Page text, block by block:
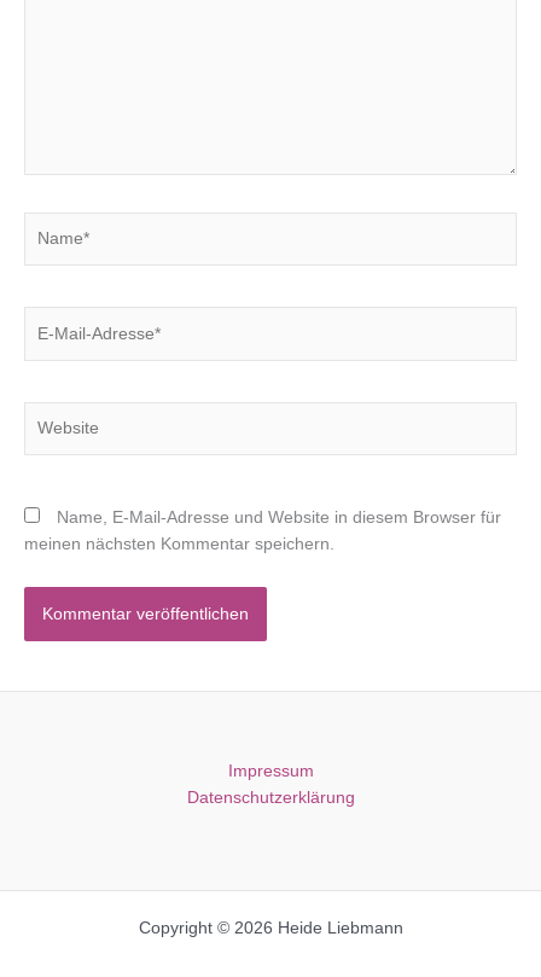
Mail-
Name, E-Mail-Adresse und Website in diesem Browser für
meinen nächsten Kommentar speichern.
Impressum
Datenschutzerklärung
Copyright © 2026 Heide Liebmann